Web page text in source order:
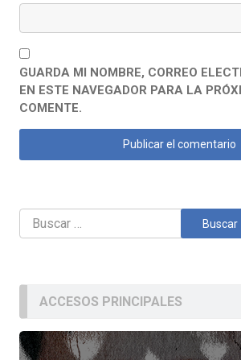
GUARDA MI NOMBRE, CORREO
EN ESTE NAVEGADOR PARA LA
COMENTE.
Buscar:
ACCESOS PRINCIPALES